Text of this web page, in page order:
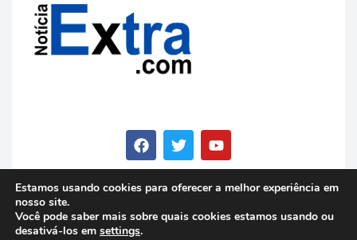
© Copyright 2023 - Notícia Extra - Todos os direitos
reservados
Estamos usando cookies para oferecer a melhor experiência em
nosso site.
Você pode saber mais sobre quais cookies estamos usando ou
desativá-los em settings.